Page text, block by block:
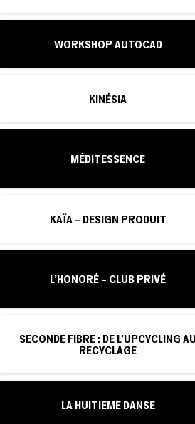
WORKSHOP AUTOCAD
KINÉSIA
MÉDITESSENCE
KAÏA – DESIGN PRODUIT
L'HONORÉ – CLUB PRIVÉ
SECONDE FIBRE : DE L’UPCYCLING AU
RECYCLAGE
LA HUITIEME DANSE